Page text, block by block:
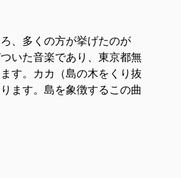
、多くの方が挙げたのが
いた音楽であり、東京都無
す。カカ（島の木をくり抜
ます。島を象徴するこの曲